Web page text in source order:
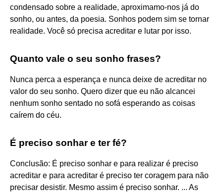
condensado sobre a realidade, aproximamo-nos já do
sonho, ou antes, da poesia. Sonhos podem sim se tornar
realidade. Você só precisa acreditar e lutar por isso.
Quanto vale o seu sonho frases?
Nunca perca a esperança e nunca deixe de acreditar no
valor do seu sonho. Quero dizer que eu não alcancei
nenhum sonho sentado no sofá esperando as coisas
caírem do céu.
É preciso sonhar e ter fé?
Conclusão: É preciso sonhar e para realizar é preciso
acreditar e para acreditar é preciso ter coragem para não
precisar desistir. Mesmo assim é preciso sonhar. ... As